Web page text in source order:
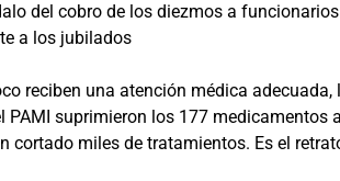
del cobro de los diezmos a
a los jubilados
reciben una atención médica
suprimieron los 177 medicamentos
miles de tratamientos. Es el